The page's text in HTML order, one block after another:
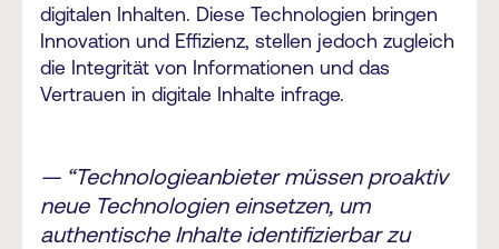
digitalen Inhalten. Diese Technologien bringen
Innovation und Effizienz, stellen jedoch zugleich
die Integrität von Informationen und das
Vertrauen in digitale Inhalte infrage.
— “Technologieanbieter müssen proaktiv
neue Technologien einsetzen, um
authentische Inhalte identifizierbar zu